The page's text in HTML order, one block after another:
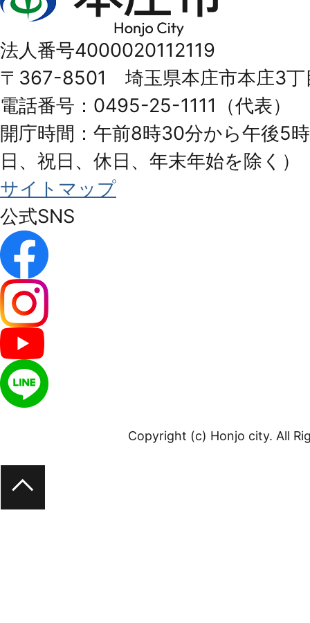
庄
Honjo
City
法人番号4000020112119
〒367-8501 埼玉県本庄市本庄3丁
電話番号：0495-25-1111（代表）
開庁時間：午前8時30分から午後5
日、祝日、休日、年末年始を除く）
サイトマップ
公式SNS
Copyright (c) Honjo city. All